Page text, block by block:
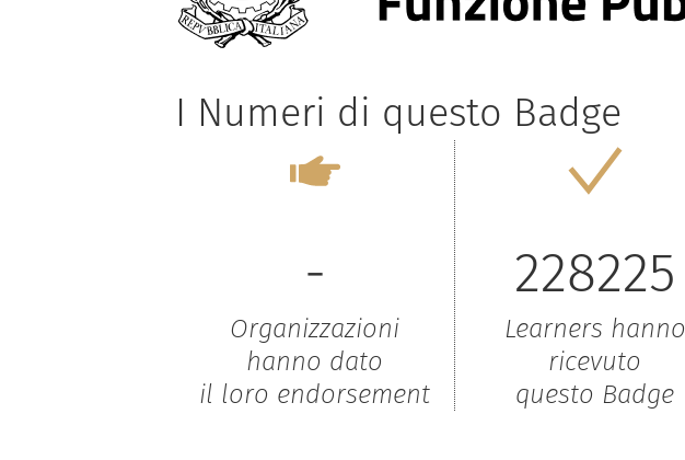
I Numeri di questo Badge
-
Organizzazioni
hanno dato
il loro endorsement
228225
Learners hanno
ricevuto
questo Badge